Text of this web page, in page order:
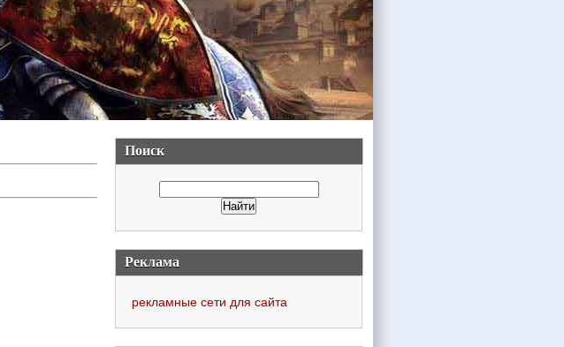
Поиск
Реклама
рекламные сети для сайта